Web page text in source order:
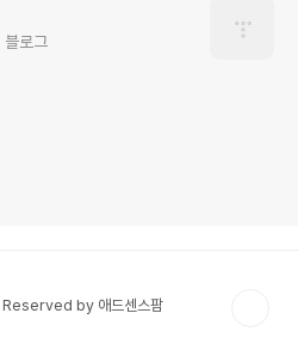
블로그
by 애드센스팜